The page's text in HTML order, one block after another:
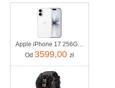
Apple iPhone 17 256GB Biały
Od 3599,00 zł